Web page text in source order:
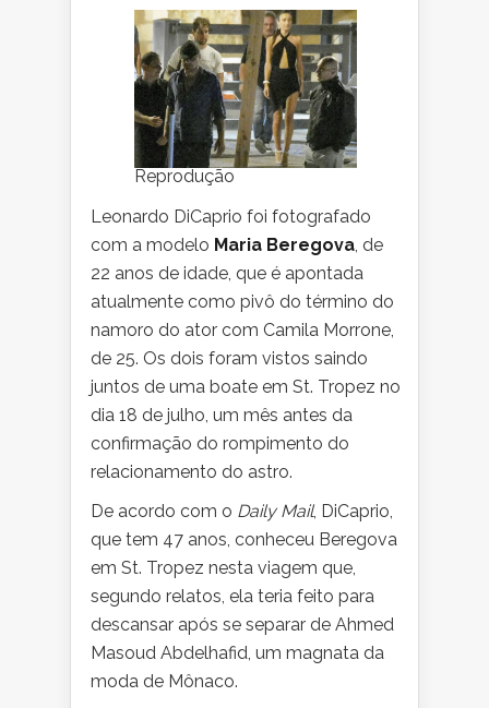
Reprodução
Leonardo DiCaprio foi fotografado
com a modelo Maria Beregova, de
22 anos de idade, que é apontada
atualmente como pivô do término do
namoro do ator com Camila Morrone,
de 25. Os dois foram vistos saindo
juntos de uma boate em St. Tropez no
dia 18 de julho, um mês antes da
confirmação do rompimento do
relacionamento do astro.
De acordo com o Daily Mail, DiCaprio,
que tem 47 anos, conheceu Beregova
em St. Tropez nesta viagem que,
segundo relatos, ela teria feito para
descansar após se separar de Ahmed
Masoud Abdelhafid, um magnata da
moda de Mônaco.